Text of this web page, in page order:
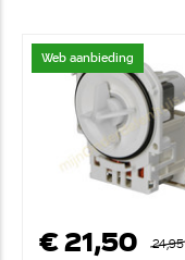
Web aanbieding
€ 21,50
24,95